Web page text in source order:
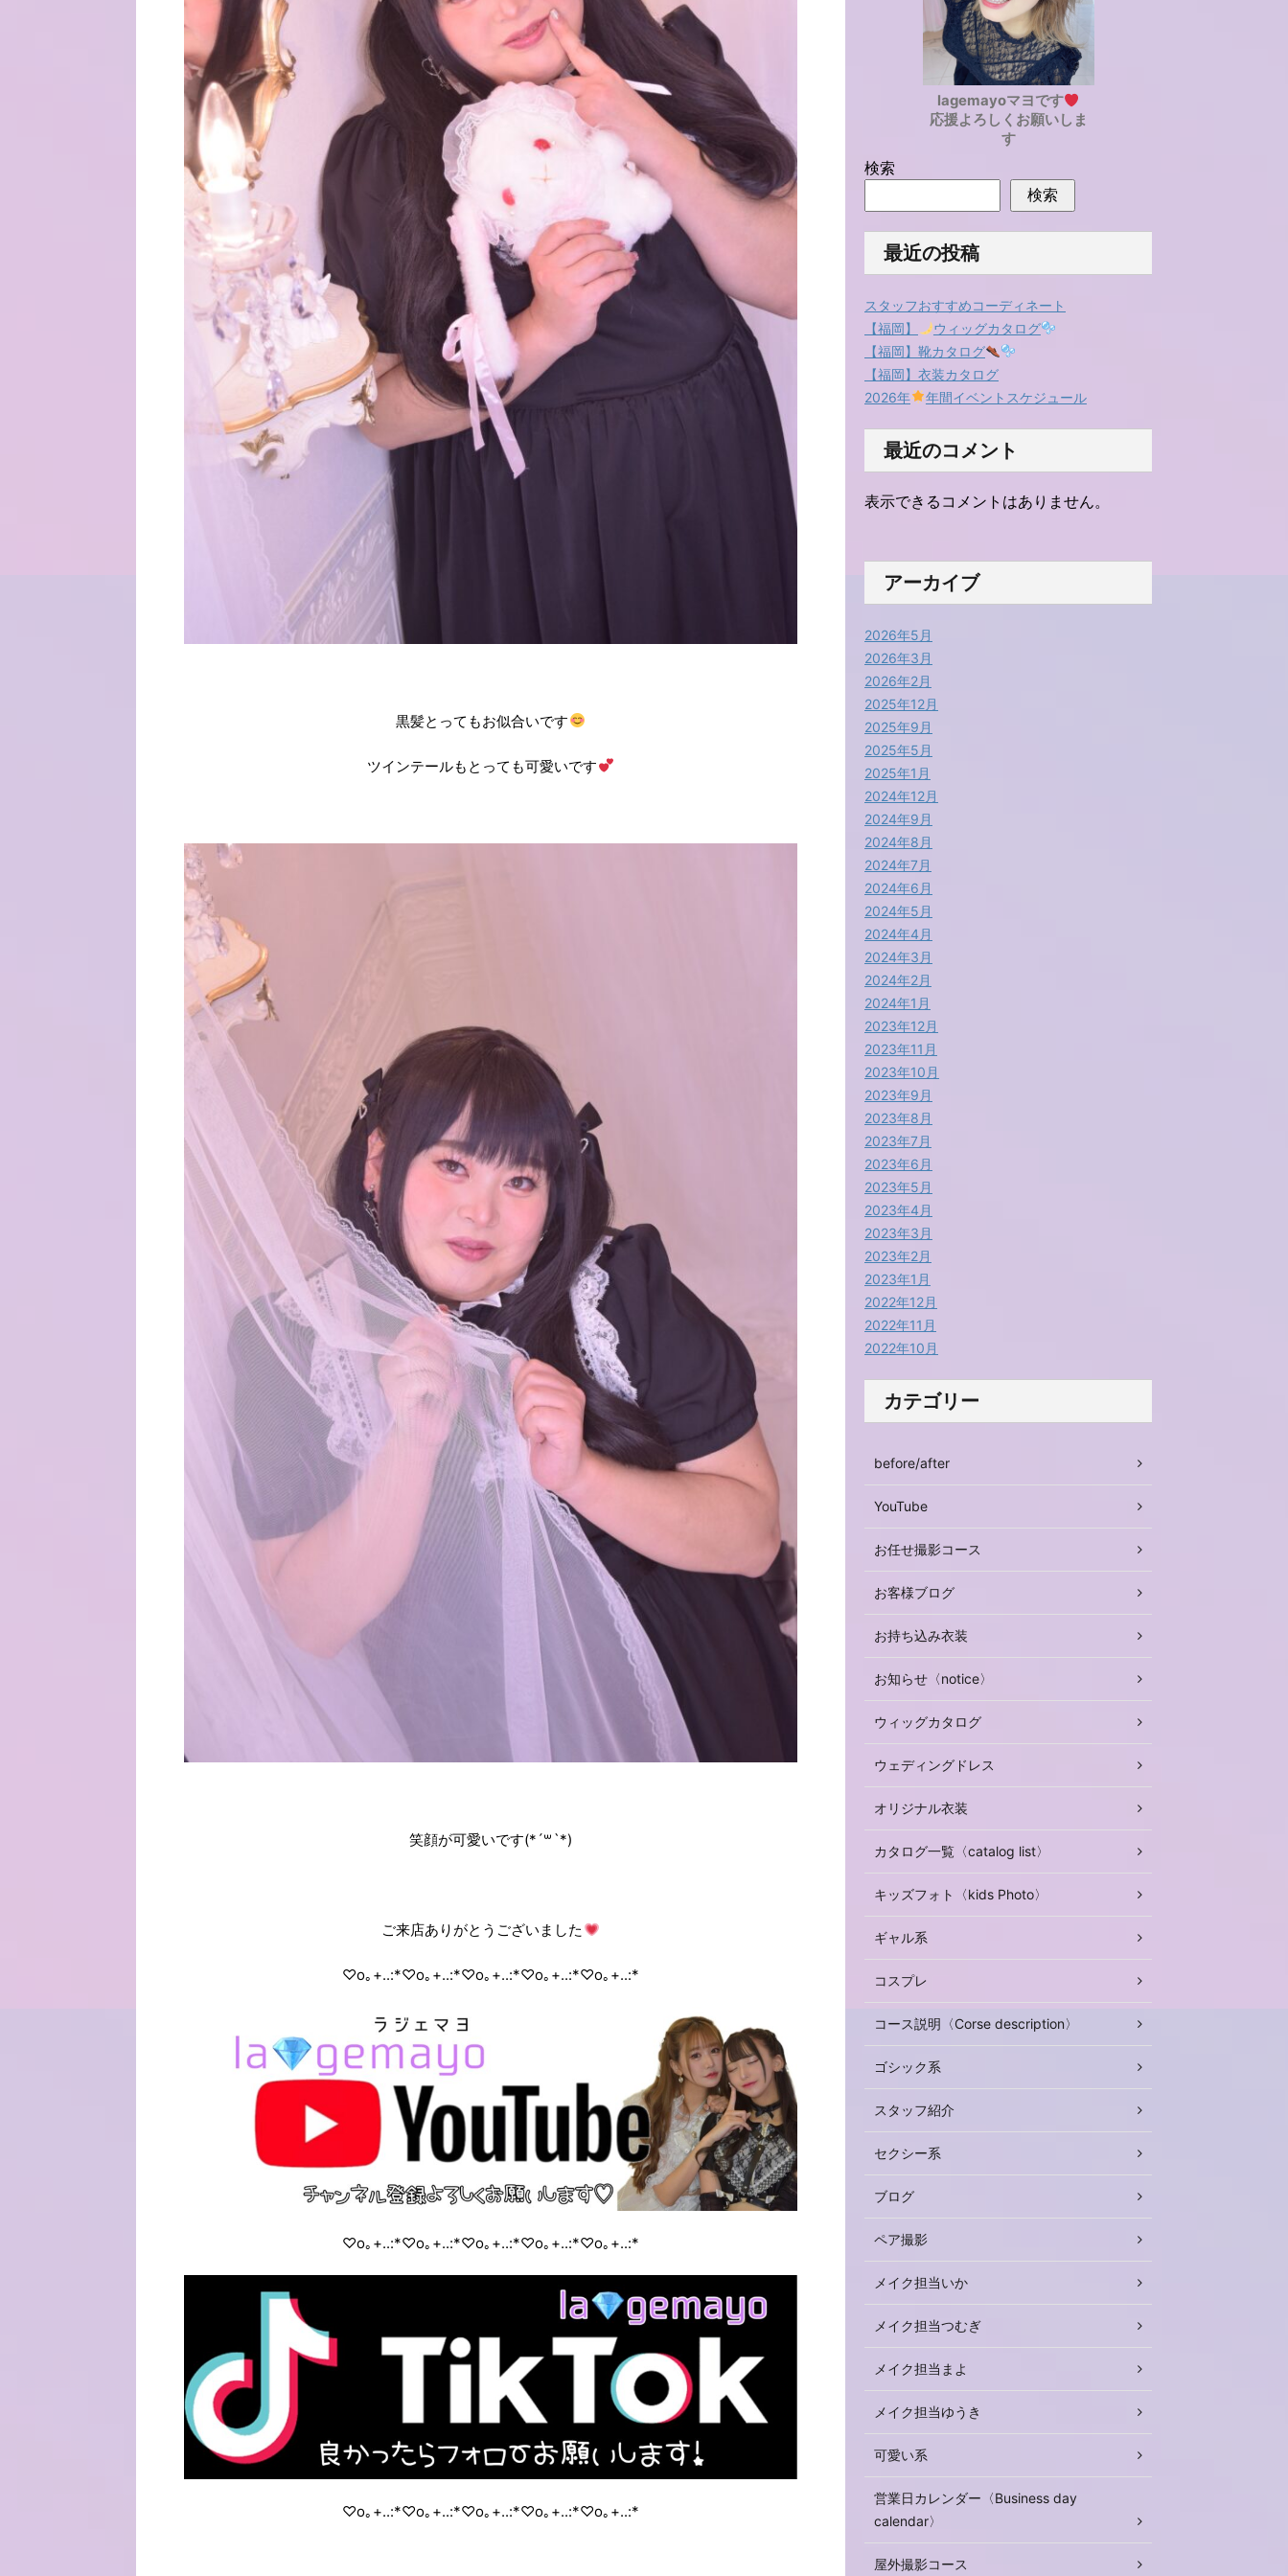
黒髪とってもお似合いです
ツインテールもとっても可愛いです
笑顔が可愛いです(*´꒳`*)
ご来店ありがとうございました
♡o｡+..:*♡o｡+..:*♡o｡+..:*♡o｡+..:*♡o｡+..:*
♡o｡+..:*♡o｡+..:*♡o｡+..:*♡o｡+..:*♡o｡+..:*
♡o｡+..:*♡o｡+..:*♡o｡+..:*♡o｡+..:*♡o｡+..:*
lagemayoマヨです
応援よろしくお願いしま
す
検索
検索
最近の投稿
スタッフおすすめコーディネート
【福岡】
ウィッグカタログ
【福岡】靴カタログ
【福岡】衣装カタログ
2026年
年間イベントスケジュール
最近のコメント
表示できるコメントはありません。
アーカイブ
2026年5月
2026年3月
2026年2月
2025年12月
2025年9月
2025年5月
2025年1月
2024年12月
2024年9月
2024年8月
2024年7月
2024年6月
2024年5月
2024年4月
2024年3月
2024年2月
2024年1月
2023年12月
2023年11月
2023年10月
2023年9月
2023年8月
2023年7月
2023年6月
2023年5月
2023年4月
2023年3月
2023年2月
2023年1月
2022年12月
2022年11月
2022年10月
カテゴリー
before/after
YouTube
お任せ撮影コース
お客様ブログ
お持ち込み衣装
お知らせ〈notice〉
ウィッグカタログ
ウェディングドレス
オリジナル衣装
カタログ一覧〈catalog list〉
キッズフォト〈kids Photo〉
ギャル系
コスプレ
コース説明〈Corse description〉
ゴシック系
スタッフ紹介
セクシー系
ブログ
ペア撮影
メイク担当いか
メイク担当つむぎ
メイク担当まよ
メイク担当ゆうき
可愛い系
営業日カレンダー〈Business day
calendar〉
屋外撮影コース